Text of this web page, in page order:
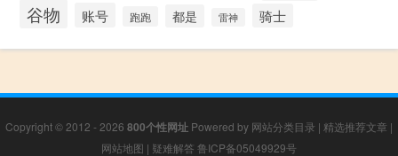
谷物 账号 跑跑 都是 雷神 骑士
Copyright © 2012 - 2026 800个性网址 Powered by 网站分类目录 | 精选推荐文章 |
网站地图 | 疑难解答 鲁ICP备05049929号